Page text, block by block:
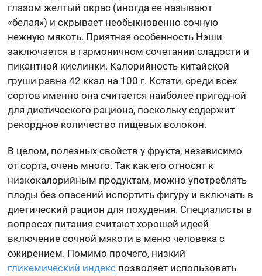
глазом желтый окрас (иногда ее называют
«белая») и скрывает необыкновенно сочную
нежную мякоть. Приятная особенность Нэши
заключается в гармоничном сочетании сладости и
пикантной кислинки. Калорийность китайской
груши равна 42 ккал на 100 г. Кстати, среди всех
сортов именно она считается наиболее пригодной
для диетического рациона, поскольку содержит
рекордное количество пищевых волокон.
В целом, полезных свойств у фрукта, независимо
от сорта, очень много. Так как его относят к
низкокалорийным продуктам, можно употреблять
плоды без опасений испортить фигуру и включать в
диетический рацион для похудения. Специалисты в
вопросах питания считают хорошей идеей
включение сочной мякоти в меню человека с
ожирением. Помимо прочего, низкий
гликемический индекс позволяет использовать